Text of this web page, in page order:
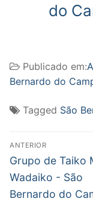
do
Publicado em:
Bernardo do
Tagged São
Navegação
de
Post
ANTERIOR
Post
anterior:
Grupo de Taiko
Wadaiko - São
Bernardo do